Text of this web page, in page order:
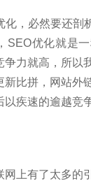
，必然要还剖
SEO优化就是
争力就高，所以
比拼，网站外
以疾速的逾越竞
上有了太多的